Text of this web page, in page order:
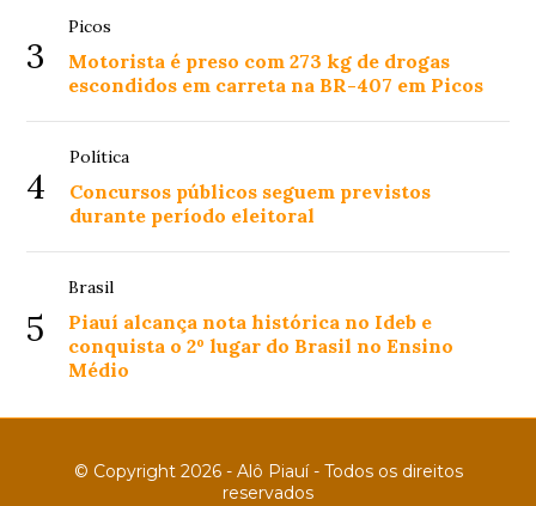
3
Picos
Motorista é preso com 273 kg de drogas
escondidos em carreta na BR-407 em Picos
4
Política
Concursos públicos seguem previstos
durante período eleitoral
5
Brasil
Piauí alcança nota histórica no Ideb e
conquista o 2º lugar do Brasil no Ensino
Médio
© Copyright 2026 - Alô Piauí - Todos os direitos
reservados